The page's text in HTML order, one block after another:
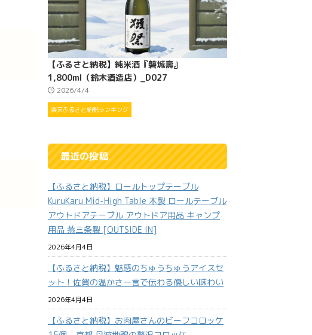
【ふるさと納税】純米酒『磐城壽』
1,800ml（鈴木酒造店）_D027
2026/4/4
楽天ふるさと納税ランキング
最近の投稿
【ふるさと納税】ロールトップテーブル
KuruKaru Mid-High Table 木製 ロールテーブル
アウトドアテーブル アウトドア用品 キャンプ
用品 燕三条製 [OUTSIDE IN]
2026年4月4日
【ふるさと納税】魅惑のちゅうちゅうアイスセ
ット！佐賀の温かさ一言で伝わる優しい味わい
2026年4月4日
【ふるさと納税】お肉屋さんのビーフコロッケ